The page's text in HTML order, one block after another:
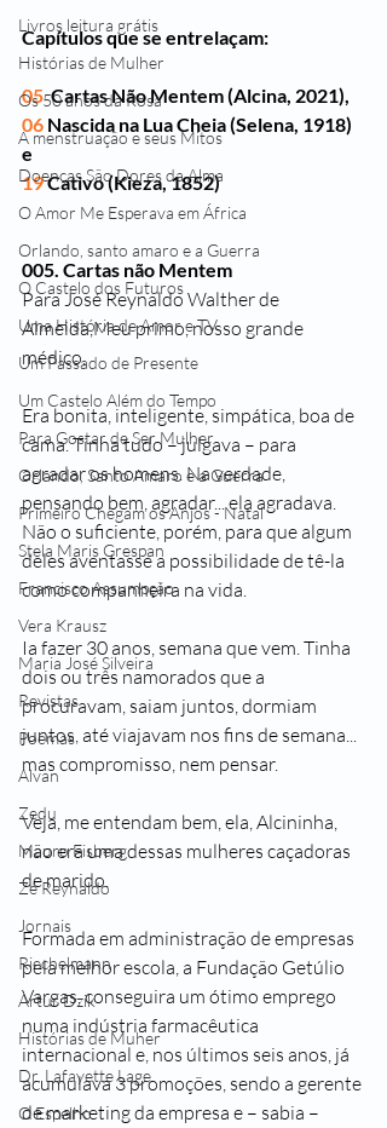
Livros leitura grátis
Histórias de Mulher
Os 50 anos da Rosa
A menstruação e seus Mitos
Doenças São Dores da Alma
O Amor Me Esperava em África
Orlando, santo amaro e a Guerra
O Castelo dos Futuros
Uma História de Amor e TV
Um Passado de Presente
Um Castelo Além do Tempo
Para Gostar de Ser Mulher
Orlando, Santo Amaro e a Guerra
Primeiro Chegam os Anjos - Natal
Stela Maris Grespan
Francisco Assumpção
Vera Krausz
Maria José Silveira
Revistas
Poemas
Alvan
Zedu
Mauro Fisberg
Zé Reynaldo
Jornais
Riechelmann
Artur Dzik
Histórias de Muher
Dr. Lafayette Lage
O Espelho
Capítulos que se entrelaçam:
05 Cartas Não Mentem (Alcina, 2021),
06 Nascida na Lua Cheia (Selena, 1918)
e
19 Cativo (Kieza, 1852)
005. Cartas não Mentem
Para José Reynaldo Walther de
Almeida,Meu primo, nosso grande
médico.
Era bonita, inteligente, simpática, boa de
cama. Tinha tudo – julgava – para
agradar os homens. Na verdade,
pensando bem, agradar... ela agradava.
Não o suficiente, porém, para que algum
deles aventasse a possibilidade de tê-la
como companheira na vida.
Ia fazer 30 anos, semana que vem. Tinha
dois ou três namorados que a
procuravam, saiam juntos, dormiam
juntos, até viajavam nos fins de semana...
mas compromisso, nem pensar.
Veja, me entendam bem, ela, Alcininha,
não era uma dessas mulheres caçadoras
de marido.
Formada em administração de empresas
pela melhor escola, a Fundação Getúlio
Vargas, conseguira um ótimo emprego
numa indústria farmacêutica
internacional e, nos últimos seis anos, já
acumulava 3 promoções, sendo a gerente
de marketing da empresa e – sabia –